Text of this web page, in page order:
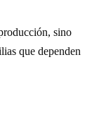
sino
que dependen